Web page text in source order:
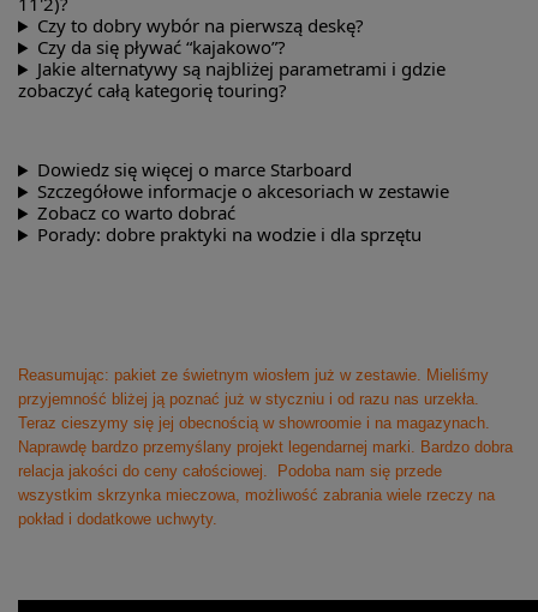
Czy to dobry wybór na pierwszą deskę?
Czy da się pływać “kajakowo”?
Jakie alternatywy są najbliżej parametrami i gdzie
zobaczyć całą kategorię touring?
Dowiedz się więcej o marce Starboard
Szczegółowe informacje o akcesoriach w zestawie
Zobacz co warto dobrać
Porady: dobre praktyki na wodzie i dla sprzętu
Reasumując: pakiet ze świetnym wiosłem już w zestawie. Mieliśmy
przyjemność bliżej ją poznać już w styczniu i od razu nas urzekła.
Teraz cieszymy się jej obecnością w showroomie i na magazynach.
Naprawdę bardzo przemyślany projekt legendarnej marki. Bardzo dobra
relacja jakości do ceny całościowej. Podoba nam się przede
wszystkim skrzynka mieczowa, możliwość zabrania wiele rzeczy na
pokład i dodatkowe uchwyty.